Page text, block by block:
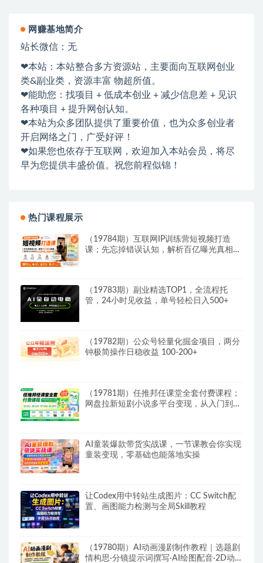
网赚基地简介
站长微信：无
❤本站：本站整合多方资源站，主要面向互联网创业
类&副业类，资源丰富 物超所值。
❤能助您：找项目 + 低成本创业 + 减少信息差 + 见识
各种项目 + 提升网创认知。
❤本站为众多团队提供了重要价值，也为众多创业者
开启网络之门，广受好评！
❤如果您也依存于互联网，欢迎加入本站会员，将尽
早为您提供丰盛价值。祝您前程似锦！
热门课程展示
（19784期）互联网IP训练营短视频打造
课；先忘掉错误认知，解析百亿曝光真相，
（19783期）副业精选TOP1，全流程托
管，24小时见收益，单号轻松日入500+
（19782期）公众号轻量化掘金项目，两分
钟极简操作日稳收益 100-200+
（19781期）任推邦任课堂全套付费课程；
网盘拉新短剧小说多平台变现，从入门到高
AI童装爆款带货实战课，一节课教会你实现
童装变现，零基础也能落地实操
让Codex用中转站生成图片：CC Switch配
置、画图能力检测与全局Skill教程
（19780期）AI动画漫剧制作教程｜选题剧
情构思·分镜提示词撰写·AI绘图配音·2D动